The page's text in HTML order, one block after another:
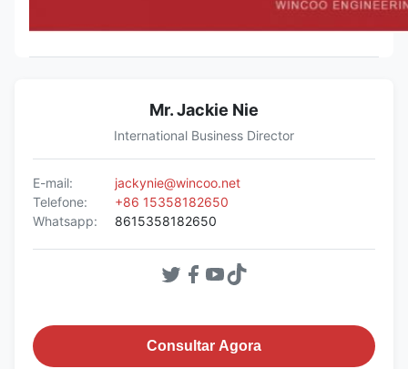
Mr. Jackie Nie
International Business Director
E-mail:
jackynie@wincoo.net
Telefone:
+86 15358182650
Whatsapp:
8615358182650
Consultar Agora